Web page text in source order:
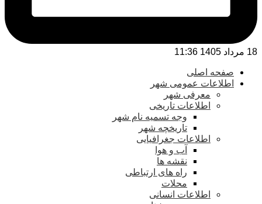
18 مرداد 1405 11:36
صفحه اصلی
اطلاعات عمومی شهر
معرفی شهر
اطلاعات تاریخی
وجه تسمیه نام شهر
تاریخچه شهر
اطلاعات جغرافیایی
آب و هوا
نقشه ها
راه های ارتباطی
محلات
اطلاعات انسانی